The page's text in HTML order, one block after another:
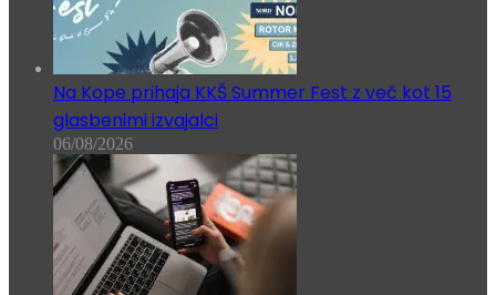
Na Kope prihaja KKŠ Summer Fest z več kot 15
glasbenimi izvajalci
06/08/2026